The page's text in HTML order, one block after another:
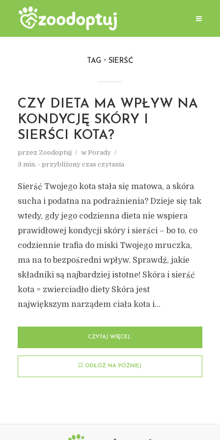
TAG SIERŚĆ
CZY DIETA MA WPŁYW NA
KONDYCJĘ SKÓRY I
SIERŚCI KOTA?
przez Zoodoptuj w Porady
3 min. - przybliżony czas czytania
Sierść Twojego kota stała się matowa, a skóra
sucha i podatna na podrażnienia? Dzieje się tak
wtedy, gdy jego codzienna dieta nie wspiera
prawidłowej kondycji skóry i sierści – bo to, co
codziennie trafia do miski Twojego mruczka,
ma na to bezpośredni wpływ. Sprawdź, jakie
składniki są najbardziej istotne! Skóra i sierść
kota = zwierciadło diety Skóra jest
największym narządem ciała kota i...
CZYTAJ WIĘCEJ...
ODŁÓŻ NA PÓŹNIEJ